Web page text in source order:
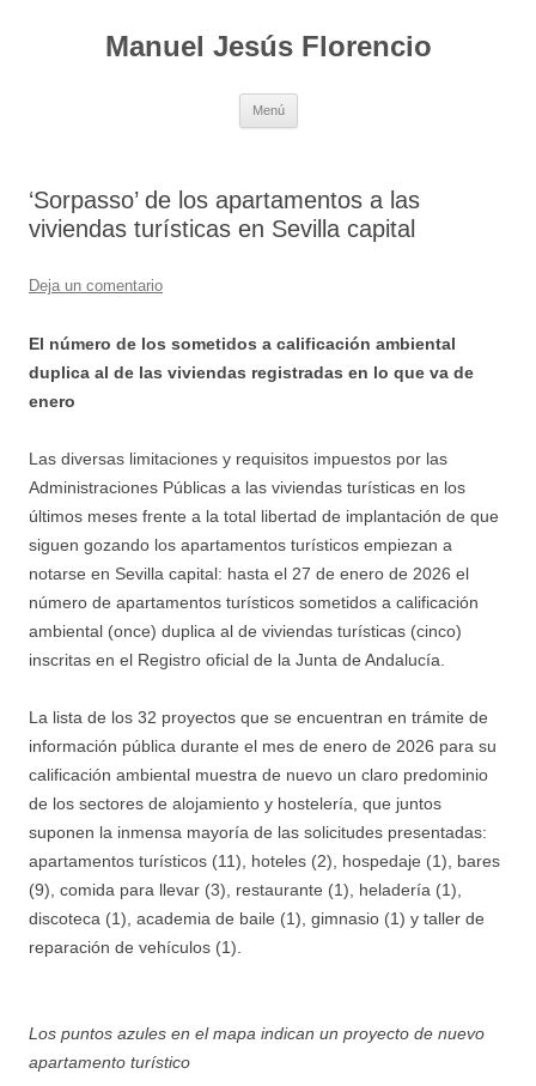
Manuel Jesús Florencio
Menú
‘Sorpasso’ de los apartamentos a las
viviendas turísticas en Sevilla capital
Deja un comentario
El número de los sometidos a calificación ambiental
duplica al de las viviendas registradas en lo que va de
enero
Las diversas limitaciones y requisitos impuestos por las
Administraciones Públicas a las viviendas turísticas en los
últimos meses frente a la total libertad de implantación de que
siguen gozando los apartamentos turísticos empiezan a
notarse en Sevilla capital: hasta el 27 de enero de 2026 el
número de apartamentos turísticos sometidos a calificación
ambiental (once) duplica al de viviendas turísticas (cinco)
inscritas en el Registro oficial de la Junta de Andalucía.
La lista de los 32 proyectos que se encuentran en trámite de
información pública durante el mes de enero de 2026 para su
calificación ambiental muestra de nuevo un claro predominio
de los sectores de alojamiento y hostelería, que juntos
suponen la inmensa mayoría de las solicitudes presentadas:
apartamentos turísticos (11), hoteles (2), hospedaje (1), bares
(9), comida para llevar (3), restaurante (1), heladería (1),
discoteca (1), academia de baile (1), gimnasio (1) y taller de
reparación de vehículos (1).
Los puntos azules en el mapa indican un proyecto de nuevo
apartamento turístico